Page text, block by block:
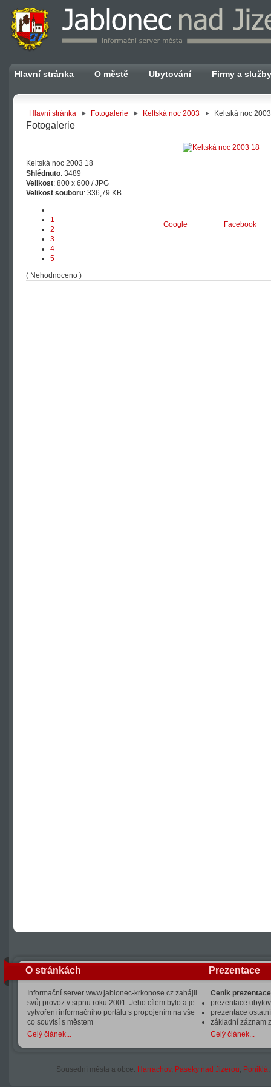
Hlavní stránka O městě Ubytování Firmy a služby
Hlavní stránka Fotogalerie Keltská noc 2003 Keltská noc
Fotogalerie
Keltská noc 2003 18
Shlédnuto: 3489
Velikost: 800 x 600 / JPG
Velikost souboru: 336,79 KB
1
2
3
4
5
( Nehodnoceno )
Google Facebook
O stránkách
Informační server www.jablonec-krkonose.cz zahájil
svůj provoz v srpnu roku 2001. Jeho cílem bylo a je
vytvoření informačního portálu s propojením na vše
co souvisí s městem
Celý článek...
Prezentace
Ceník
prezentace
prezentace
základní záznam
Celý článek...
Sousední města a obce: Harrachov, Paseky nad Jizerou, Poniklá,